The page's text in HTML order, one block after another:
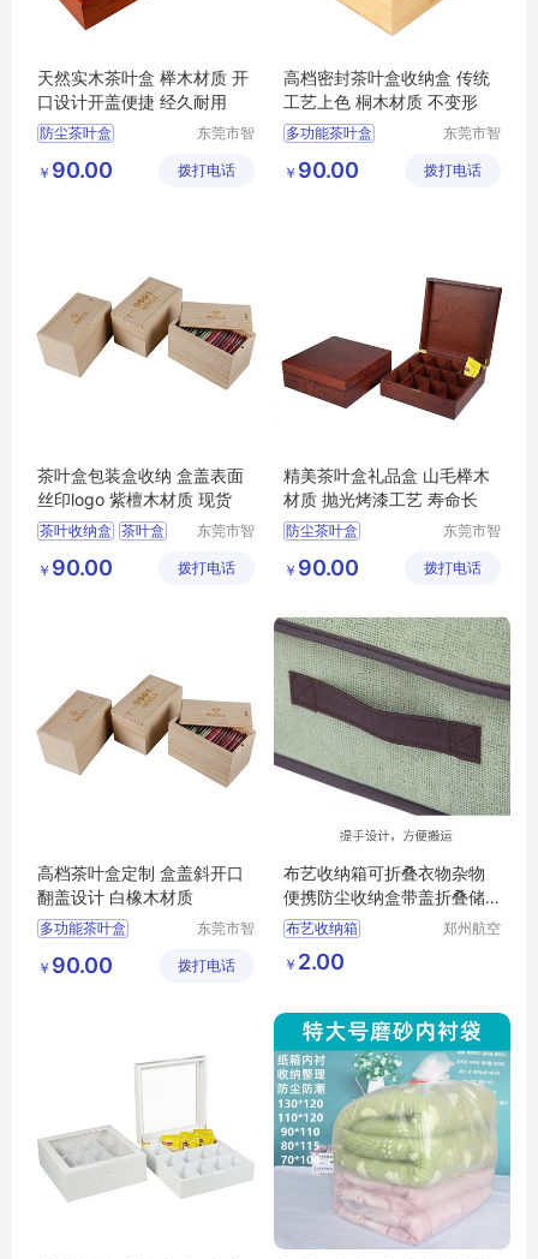
天然实木茶叶盒 榉木材质 开
口设计开盖便捷 经久耐用
防尘茶叶盒
多功能茶叶盒
东莞市智
限公司
￥ 90.00 拨打电话
高档密封茶叶盒收纳盒 传统
工艺上色 桐木材质 不变形
多功能茶叶盒
防尘茶叶盒
东莞市智
限公司
￥ 90.00 拨打电话
茶叶盒包装盒收纳 盒盖表面
丝印logo 紫檀木材质 现货
茶叶收纳盒 茶叶盒
多功能茶叶盒
东莞市智
限公司
￥ 90.00 拨打电话
精美茶叶盒礼品盒 山毛榉木
材质 抛光烤漆工艺 寿命长
防尘茶叶盒
茶叶收纳盒
东莞市智
限公司
￥ 90.00 拨打电话
高档茶叶盒定制 盒盖斜开口
翻盖设计 白橡木材质
多功能茶叶盒
茶叶收纳盒
东莞市智
限公司
￥ 90.00 拨打电话
布艺收纳箱可折叠衣物杂物
便携防尘收纳盒带盖折叠储
物箱
布艺收纳箱
可折叠衣物
杂物便携防尘
郑州航空
￥ 2.00